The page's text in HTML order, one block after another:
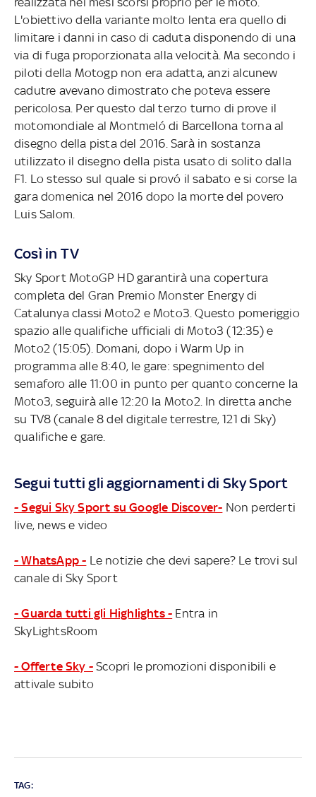
L'obiettivo della variante molto lenta era quello di
limitare i danni in caso di caduta disponendo di una
via di fuga proporzionata alla velocità. Ma secondo i
piloti della Motogp non era adatta, anzi alcunew
cadutre avevano dimostrato che poteva essere
pericolosa. Per questo dal terzo turno di prove il
motomondiale al Montmeló di Barcellona torna al
disegno della pista del 2016. Sarà in sostanza
utilizzato il disegno della pista usato di solito dalla
F1. Lo stesso sul quale si provó il sabato e si corse la
gara domenica nel 2016 dopo la morte del povero
Luis Salom.
Così in TV
Sky Sport MotoGP HD garantirà una copertura
completa del Gran Premio Monster Energy di
Catalunya classi Moto2 e Moto3. Questo pomeriggio
spazio alle qualifiche ufficiali di Moto3 (12:35) e
Moto2 (15:05). Domani, dopo i Warm Up in
programma alle 8:40, le gare: spegnimento del
semaforo alle 11:00 in punto per quanto concerne la
Moto3, seguirà alle 12:20 la Moto2. In diretta anche
su TV8 (canale 8 del digitale terrestre, 121 di Sky)
qualifiche e gare.
Segui tutti gli aggiornamenti di Sky Sport
- Segui Sky Sport su Google Discover- Non perderti
live, news e video
- WhatsApp - Le notizie che devi sapere? Le trovi sul
canale di Sky Sport
- Guarda tutti gli Highlights - Entra in
SkyLightsRoom
- Offerte Sky - Scopri le promozioni disponibili e
attivale subito
TAG: